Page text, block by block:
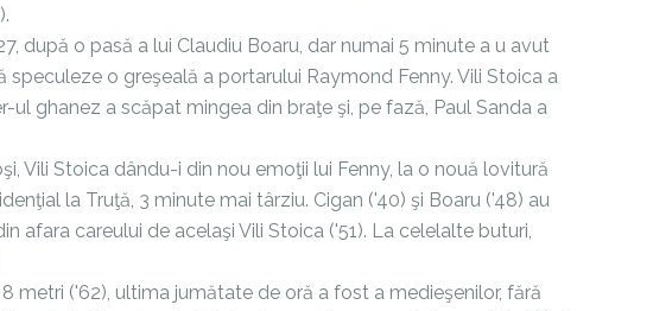
după o pasă a lui Claudiu Boaru, dar numai 5 minute a u avut
o greşeală a portarului Raymond Fenny. Vili Stoica a
ghanez a scăpat mingea din braţe şi, pe fază, Paul Sanda a
Vili Stoica dându-i din nou emoţii lui Fenny, la o nouă lovitură
la Truţă, 3 minute mai târziu. Cigan ('40) şi Boaru ('48) au
afara careului de acelaşi Vili Stoica ('51). La celelalte buturi,
metri ('62), ultima jumătate de oră a fost a medieşenilor, fără